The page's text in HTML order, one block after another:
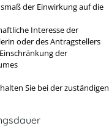
der Einwirkung auf die
Interesse der
oder des Antragstellers
der
Sie bei der zuständigen